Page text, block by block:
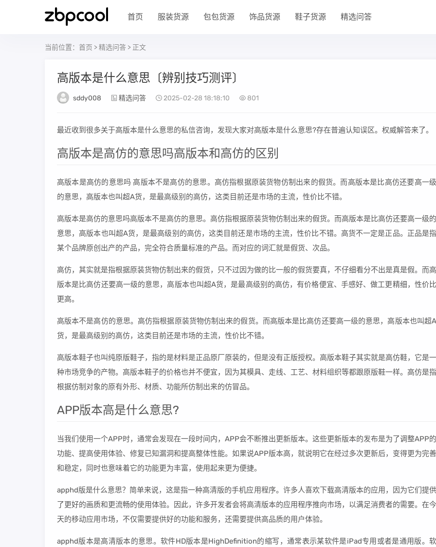
首页 服装货源 包包货源 饰品货源 鞋子货源 精选问答
当前位置： 首页 >精选问答 > 正文
高版本是什么意思〔辨别技巧测评〕
sddy008 精选问答 2025-02-28 18:18:10 801
最近收到很多关于高版本是什么意思的私信咨询，发现大家对高版本是什么意思?存在普遍认知误区。权威解答来了。
高版本是高仿的意思吗高版本和高仿的区别
高版本是高仿的意思吗 高版本不是高仿的意思。高仿指根据原装货物仿制出来的假货。而高版本是比高仿还要高一级
的意思，高版本也叫超A货，是最高级别的高仿，这类目前还是市场的主流，性价比不错。
高版本是高仿的意思吗高版本不是高仿的意思。高仿指根据原装货物仿制出来的假货。而高版本是比高仿还要高一级的
意思，高版本也叫超A货，是最高级别的高仿，这类目前还是市场的主流，性价比不错。高货不一定是正品。正品是指
某个品牌原创出产的产品，完全符合质量标准的产品。而对应的词汇就是假货、次品。
高仿，其实就是指根据原装货物仿制出来的假货，只不过因为做的比一般的假货要真，不仔细看分不出是真是假。而高
版本是比高仿还要高一级的意思，高版本也叫超A货，是最高级别的高仿，有价格便宜、手感好、做工更精细，性价比
更高。
高版本不是高仿的意思。高仿指根据原装货物仿制出来的假货。而高版本是比高仿还要高一级的意思，高版本也叫超A
货，是最高级别的高仿，这类目前还是市场的主流，性价比不错。
高版本鞋子也叫纯原版鞋子，指的是材料是正品原厂原装的，但是没有正版授权。高版本鞋子其实就是高仿鞋，它是一
种市场竞争的产物。高版本鞋子的价格也并不便宜，因为其模具、走线、工艺、材料组织等都跟原版鞋一样。高仿是指
根据仿制对象的原有外形、材质、功能所仿制出来的仿冒品。
APP版本高是什么意思?
当我们使用一个APP时，通常会发现在一段时间内，APP会不断推出更新版本。这些更新版本的发布是为了调整APP的
功能、提高使用体验、修复已知漏洞和提高整体性能。如果说APP版本高，就说明它在经过多次更新后，变得更为完善
和稳定，同时也意味着它的功能更为丰富，使用起来更为便捷。
apphd版是什么意思？简单来说，这是指一种高清版的手机应用程序。许多人喜欢下载高清版本的应用，因为它们提供
了更好的画质和更流畅的使用体验。因此，许多开发者会将高清版本的应用程序推向市场，以满足消费者的需要。在今
天的移动应用市场，不仅需要提供好的功能和服务，还需要提供高品质的用户体验。
apphd版本是高清版本的意思。软件HD版本是HighDefinition的缩写，通常表示某软件是iPad专用或者是通用版。软